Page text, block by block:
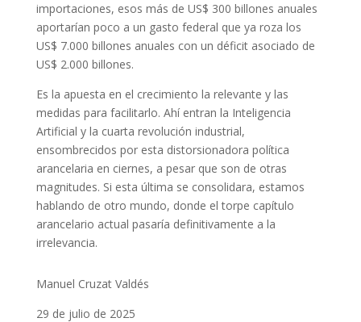
importaciones, esos más de US$ 300 billones anuales
aportarían poco a un gasto federal que ya roza los
US$ 7.000 billones anuales con un déficit asociado de
US$ 2.000 billones.
Es la apuesta en el crecimiento la relevante y las
medidas para facilitarlo. Ahí entran la Inteligencia
Artificial y la cuarta revolución industrial,
ensombrecidos por esta distorsionadora política
arancelaria en ciernes, a pesar que son de otras
magnitudes. Si esta última se consolidara, estamos
hablando de otro mundo, donde el torpe capítulo
arancelario actual pasaría definitivamente a la
irrelevancia.
Manuel Cruzat Valdés
29 de julio de 2025